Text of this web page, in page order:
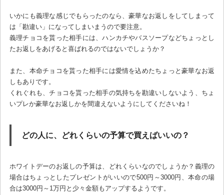
いかにも義理な感じでもらったのなら、豪華なお返しをしてしまって
は「勘違い」になってしまいまうので要注意。
義理チョコを貰った相手には、ハンカチやバスソープなどちょっとし
たお返しをあげると喜ばれるのではないでしょうか？
また、本命チョコを貰った相手には愛情を込めたちょっと豪華なお返
しもありです。
くれぐれも、チョコを貰った相手の気持ちを勘違いしないよう、ちょ
いプレか豪華なお返しかを間違えないようにしてくださいね！
どの人に、どれくらいの予算で買えばいいの？
ホワイトデーのお返しの予算は、どれくらいなのでしょうか？義理の
場合はちょっとしたプレゼントがいいので500円～3000円、本命の場
合は3000円～1万円と少々金額もアップするようです。